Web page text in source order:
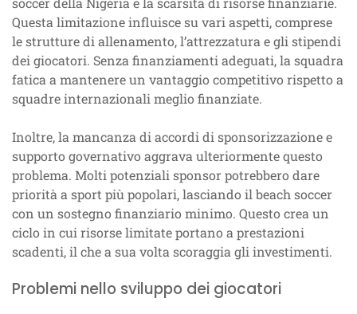
Questa limitazione influisce su vari aspetti, comprese
le strutture di allenamento, l’attrezzatura e gli stipendi
dei giocatori. Senza finanziamenti adeguati, la squadra
fatica a mantenere un vantaggio competitivo rispetto a
squadre internazionali meglio finanziate.
Inoltre, la mancanza di accordi di sponsorizzazione e
supporto governativo aggrava ulteriormente questo
problema. Molti potenziali sponsor potrebbero dare
priorità a sport più popolari, lasciando il beach soccer
con un sostegno finanziario minimo. Questo crea un
ciclo in cui risorse limitate portano a prestazioni
scadenti, il che a sua volta scoraggia gli investimenti.
Problemi nello sviluppo dei giocatori